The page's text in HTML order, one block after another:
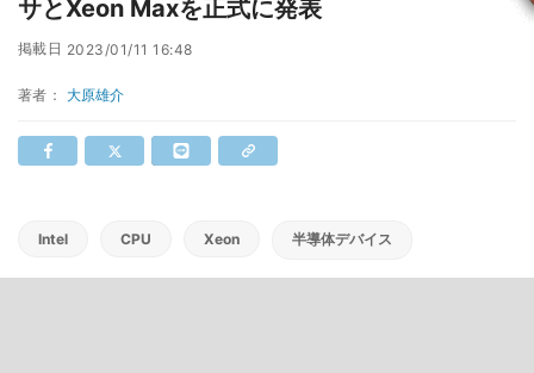
サとXeon Maxを正式に発表
掲載日 2023/01/11 16:48
著者： 大原雄介
Intel CPU Xeon 半導体デバイス